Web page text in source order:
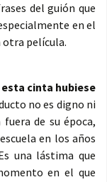
del guión que
en el
otra película.
cinta hubiese
no es digno ni
de su época,
en los años
una lástima que
en el que